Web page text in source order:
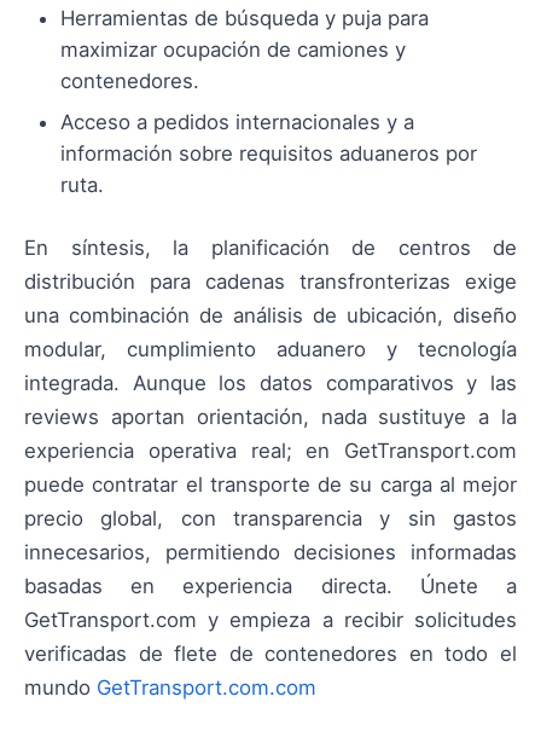
Herramientas de búsqueda y puja para
maximizar ocupación de camiones y
contenedores.
Acceso a pedidos internacionales y a
información sobre requisitos aduaneros por
ruta.
En síntesis, la planificación de centros de
distribución para cadenas transfronterizas exige
una combinación de análisis de ubicación, diseño
modular, cumplimiento aduanero y tecnología
integrada. Aunque los datos comparativos y las
reviews aportan orientación, nada sustituye a la
experiencia operativa real; en GetTransport.com
puede contratar el transporte de su carga al mejor
precio global, con transparencia y sin gastos
innecesarios, permitiendo decisiones informadas
basadas en experiencia directa. Únete a
GetTransport.com y empieza a recibir solicitudes
verificadas de flete de contenedores en todo el
mundo GetTransport.com.com